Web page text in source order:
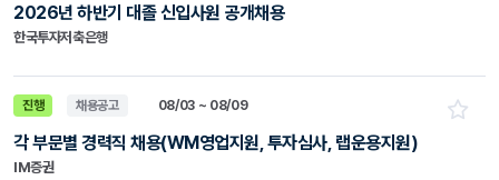
한국투자저축은행
2026년 하반기 대졸 신입사원 공개채용
진행 채용공고
IM증권
각 부문별 경력직 채용(WM영업지원, 투자심사, 랩운용지원)
08/03 ~ 08/09